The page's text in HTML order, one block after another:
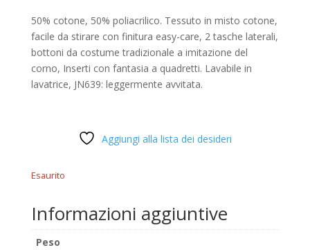
50% cotone, 50% poliacrilico. Tessuto in misto cotone,
facile da stirare con finitura easy-care, 2 tasche laterali,
bottoni da costume tradizionale a imitazione del
corno, Inserti con fantasia a quadretti. Lavabile in
lavatrice, JN639: leggermente avvitata.
Aggiungi alla lista dei desideri
Esaurito
Informazioni aggiuntive
Peso